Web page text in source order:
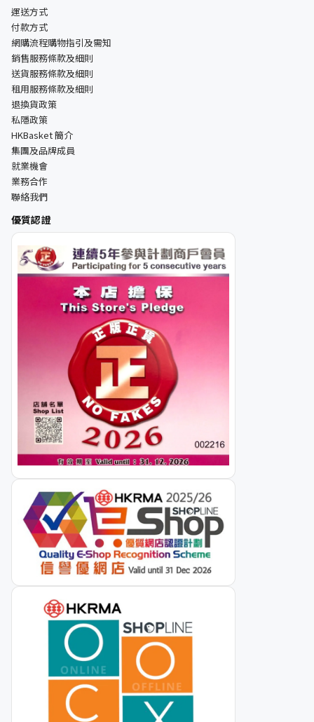
運送方式
付款方式
網購流程購物指引及需知
銷售服務條款及細則
送貨服務條款及細則
租用服務條款及細則
退換貨政策
私隱政策
HKBasket 簡介
集團及品牌成員
就業機會
業務合作
聯絡我們
優質認證